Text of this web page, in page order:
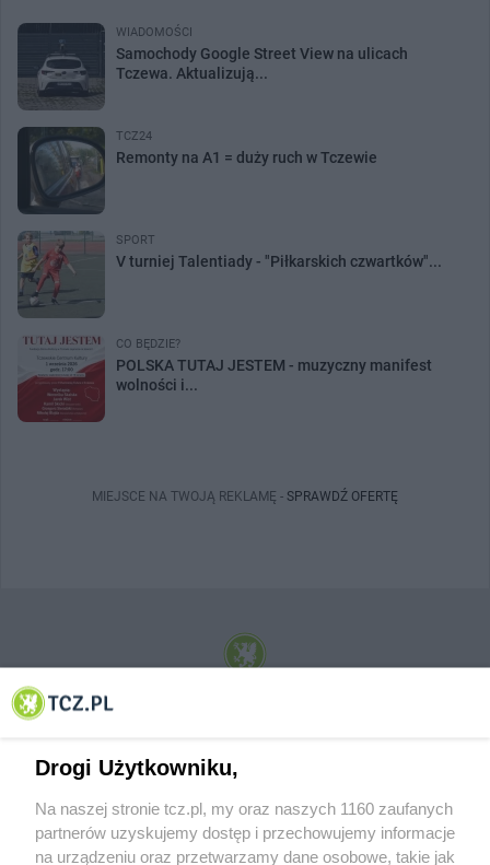
WIADOMOŚCI
Samochody Google Street View na ulicach
Tczewa. Aktualizują...
TCZ24
Remonty na A1 = duży ruch w Tczewie
SPORT
V turniej Talentiady - "Piłkarskich czwartków"...
CO BĘDZIE?
POLSKA TUTAJ JESTEM - muzyczny manifest
wolności i...
MIEJSCE NA TWOJĄ REKLAMĘ - SPRAWDŹ OFERTĘ
© 2001-2026 Tczew - TCZ.PL Sp. z o.o. Internetowy Serwis Informacyjny Miasta
Drogi Użytkowniku,
Na naszej stronie tcz.pl, my oraz naszych 1160 zaufanych
partnerów uzyskujemy dostęp i przechowujemy informacje
na urządzeniu oraz przetwarzamy dane osobowe, takie jak